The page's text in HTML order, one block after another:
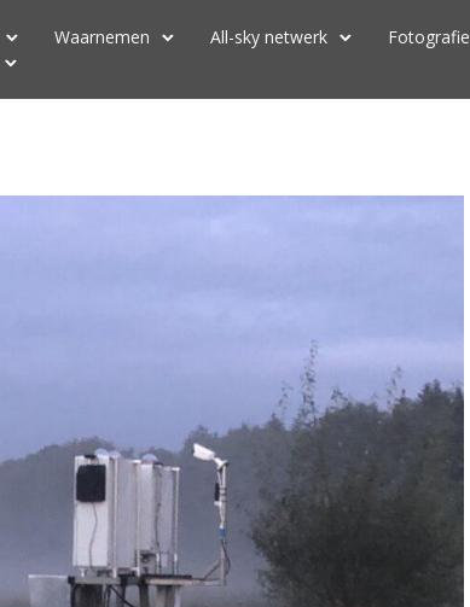
Waarnemen All-sky netwerk Fotografie